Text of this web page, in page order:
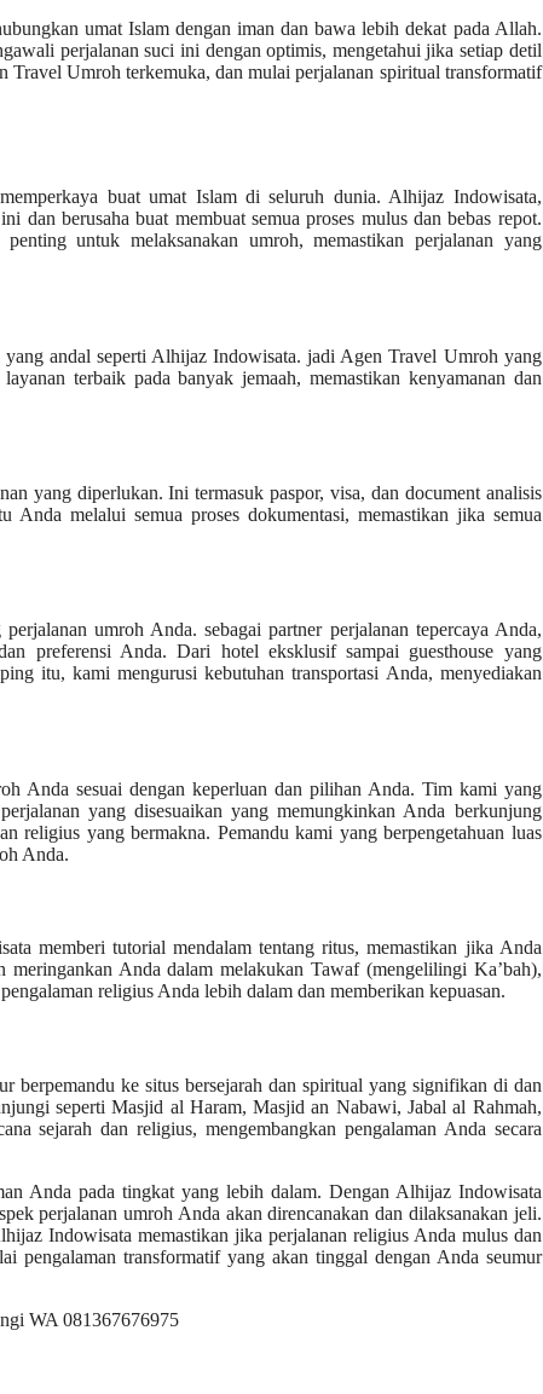
umat Islam dengan iman dan bawa lebih dekat pada Allah.
perjalanan suci ini dengan optimis, mengetahui jika setiap detil
Umroh terkemuka, dan mulai perjalanan spiritual transformatif
buat umat Islam di seluruh dunia. Alhijaz Indowisata,
dan berusaha buat membuat semua proses mulus dan bebas repot.
untuk melaksanakan umroh, memastikan perjalanan yang
andal seperti Alhijaz Indowisata. jadi Agen Travel Umroh yang
terbaik pada banyak jemaah, memastikan kenyamanan dan
yang diperlukan. Ini termasuk paspor, visa, dan document analisis
melalui semua proses dokumentasi, memastikan jika semua
umroh Anda. sebagai partner perjalanan tepercaya Anda,
preferensi Anda. Dari hotel eksklusif sampai guesthouse yang
itu, kami mengurusi kebutuhan transportasi Anda, menyediakan
Anda sesuai dengan keperluan dan pilihan Anda. Tim kami yang
yang disesuaikan yang memungkinkan Anda berkunjung
religius yang bermakna. Pemandu kami yang berpengetahuan luas
Anda.
memberi tutorial mendalam tentang ritus, memastikan jika Anda
Anda dalam melakukan Tawaf (mengelilingi Ka’bah),
religius Anda lebih dalam dan memberikan kepuasan.
berpemandu ke situs bersejarah dan spiritual yang signifikan di dan
seperti Masjid al Haram, Masjid an Nabawi, Jabal al Rahmah,
sejarah dan religius, mengembangkan pengalaman Anda secara
Anda pada tingkat yang lebih dalam. Dengan Alhijaz Indowisata
perjalanan umroh Anda akan direncanakan dan dilaksanakan jeli.
Indowisata memastikan jika perjalanan religius Anda mulus dan
pengalaman transformatif yang akan tinggal dengan Anda seumur